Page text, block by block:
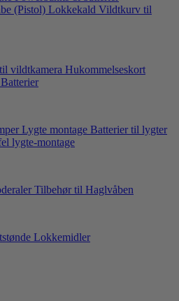
(Pistol) Lokkekald Vildtkurv til
vildtkamera Hukommelseskort
Batterier
Lygte montage Batterier til lygter
lygte-montage
Tilbehør til Haglvåben
Lokkemidler